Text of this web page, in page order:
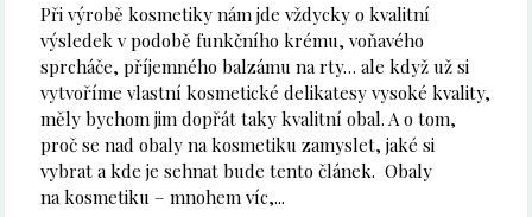
Při výrobě kosmetiky nám jde vždycky o kvalitní
výsledek v podobě funkčního krému, voňavého
sprcháče, příjemného balzámu na rty… ale když už si
vytvoříme vlastní kosmetické delikatesy vysoké kvality,
měly bychom jim dopřát taky kvalitní obal. A o tom,
proč se nad obaly na kosmetiku zamyslet, jaké si
vybrat a kde je sehnat bude tento článek. Obaly
na kosmetiku – mnohem víc,...